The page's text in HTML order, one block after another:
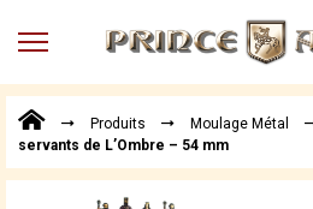
MENU
Points
de
Vente
Produits Moulage Métal
servants de L’Ombre – 54 mm